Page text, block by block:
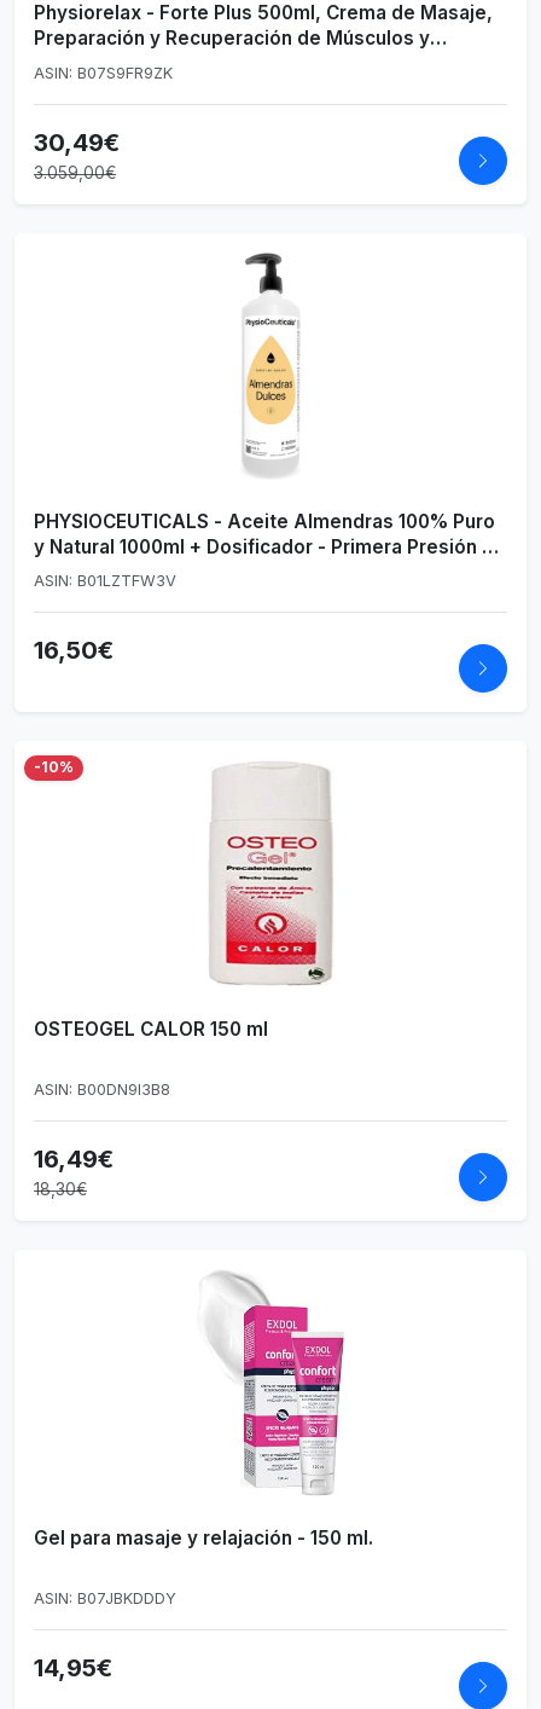
Physiorelax - Forte Plus 500ml, Crema de Masaje,
Preparación y Recuperación de Músculos y
Ligamentos, Antes y Después del Ejercicio, Uso
ASIN: B07S9FR9ZK
30,49€
3.059,00€
PHYSIOCEUTICALS - Aceite Almendras 100% Puro
y Natural 1000ml + Dosificador - Primera Presión en
Frío Natural - Masaje Corporal, Hidratación Piel y
ASIN: B01LZTFW3V
16,50€
-10%
OSTEOGEL CALOR 150 ml
ASIN: B00DN9I3B8
16,49€
18,30€
Gel para masaje y relajación - 150 ml.
ASIN: B07JBKDDDY
14,95€